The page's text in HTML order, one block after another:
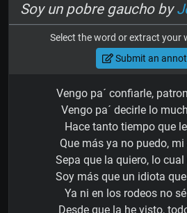
Soy un pobre gaucho by
Select the word or extract your
Submit an
Vengo pa´ confiarle,
Vengo pa´ decirle lo
Hace tanto tiempo que
Que más ya no puedo,
Sepa que la quiero, lo
Soy más que un idiota
Ya ni en los rodeos no
Desde que la he visto,